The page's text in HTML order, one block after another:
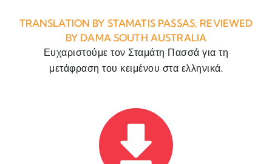
TRANSLATION BY STAMATIS PASSAS; REVIEWED
BY DAMA SOUTH AUSTRALIA
Ευχαριστούμε τον Σταμάτη Πασσά για τη
μετάφραση του κειμένου στα ελληνικά.